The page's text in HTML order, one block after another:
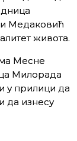
Медаковић
живота.
Месне
Милорада
у прилици да
да изнесу